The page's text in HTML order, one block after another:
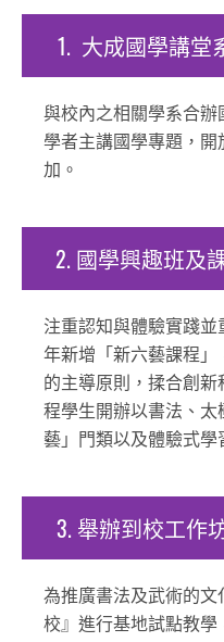
1. 大成國學講堂
與校內之相關學系合
學者主講國學專題，
加。
2.國學興趣班及
注重認知與體驗實踐
年新增「新六藝課程」
的主導原則，揉合創
程學生開辦以書法、
藝」門類以及體驗式學
3.舉辦到校工作
為推廣書法及武術的
校』進行基地試點教